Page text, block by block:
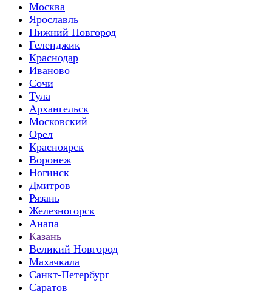
Москва
Ярославль
Нижний Новгород
Геленджик
Краснодар
Иваново
Сочи
Тула
Архангельск
Московский
Орел
Красноярск
Воронеж
Ногинск
Дмитров
Рязань
Железногорск
Анапа
Казань
Великий Новгород
Махачкала
Санкт-Петербург
Саратов